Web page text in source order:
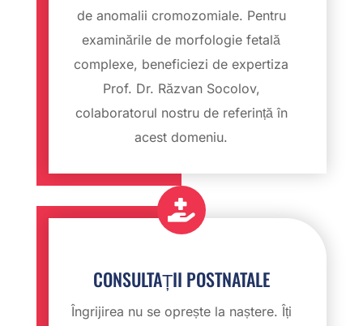
de anomalii cromozomiale. Pentru
examinările de morfologie fetală
complexe, beneficiezi de expertiza
Prof. Dr. Răzvan Socolov,
colaboratorul nostru de referință în
acest domeniu.

CONSULTAȚII POSTNATALE
Îngrijirea nu se oprește la naștere. Îți